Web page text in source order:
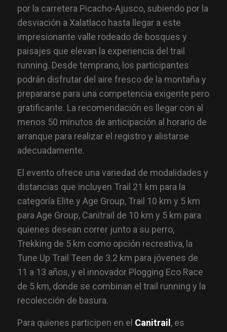
por la carretera Picacho-Ajusco, subiendo por la
desviación a Xalatlaco hasta llegar a este
impresionante valle rodeado de bosques y
paisajes que elevan la experiencia del trail
running. Desde temprano, los participantes
podrán disfrutar del aire fresco de la montaña y
prepararse para una competencia exigente pero
gratificante. La recomendación es llegar con al
menos 50 minutos de anticipación al horario de
arranque para realizar el registro y alistarse
adecuadamente.
El evento ofrece una variedad de modalidades y
distancias que incluyen Trail 21 km para la
categoría Elite y Age Group, Trail 10 km y 5 km
para Age Group, Canitrail de 10 km y 5 km para
quienes desean correr junto a su perro,
Trekking de 5 km como opción recreativa, la
Tune Up Trail Teen de 3.2 km para jóvenes de
11 a 13 años, y el innovador Plogging Eco Race
de 5 km, donde se combinan el trail running y la
recolección de basura.
Para quienes participen en el Canitrail , es